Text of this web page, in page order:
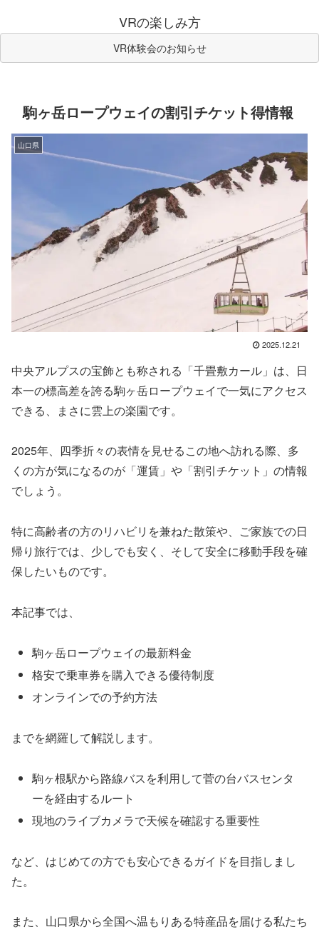
VRの楽しみ方
VR体験会のお知らせ
駒ヶ岳ロープウェイの割引チケット得情報
山口県
2025.12.21
中央アルプスの宝飾とも称される「千畳敷カール」は、日
本一の標高差を誇る駒ヶ岳ロープウェイで一気にアクセス
できる、まさに雲上の楽園です。
2025年、四季折々の表情を見せるこの地へ訪れる際、多
くの方が気になるのが「運賃」や「割引チケット」の情報
でしょう。
特に高齢者の方のリハビリを兼ねた散策や、ご家族での日
帰り旅行では、少しでも安く、そして安全に移動手段を確
保したいものです。
本記事では、
駒ヶ岳ロープウェイの最新料金
格安で乗車券を購入できる優待制度
オンラインでの予約方法
までを網羅して解説します。
駒ヶ根駅から路線バスを利用して菅の台バスセンタ
ーを経由するルート
現地のライブカメラで天候を確認する重要性
など、はじめての方でも安心できるガイドを目指しまし
た。
また、山口県から全国へ温もりある特産品を届ける私たち